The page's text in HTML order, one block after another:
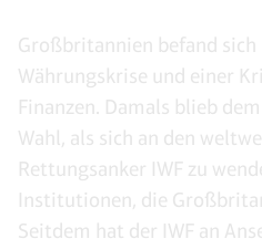
Großbritannien befand sich
Währungskrise und einer
Finanzen. Damals blieb
Wahl, als sich an den
Rettungsanker IWF zu
Institutionen, die
Seitdem hat der IWF an